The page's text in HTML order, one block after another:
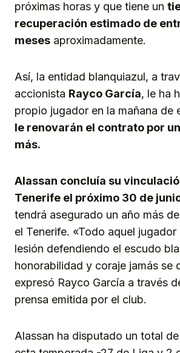
próximas horas y que tiene un
recuperación estimado de
meses aproximadamente.
Así, la entidad blanquiazul, a
accionista Rayco García, le ha
propio jugador en la mañana de
le renovarán el contrato por
más.
Alassan concluía su
Tenerife el próximo 30 de
tendrá asegurado un año más
el Tenerife. «Todo aquel jugador
lesión defendiendo el escudo
honorabilidad y coraje jamás se
expresó Rayco García a través
prensa emitida por el club.
Alassan ha disputado un total de